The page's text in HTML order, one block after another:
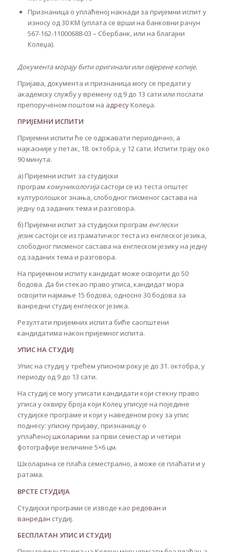
Признаница о уплаћеној накнади за пријемни испит у
износу од 30 КМ (уплата се врши на банковни рачун
567-162-11000688-03 – Сбербанк, или на благајни
Колеџа).
Документа морају бити оригинали или овјерене копије.
Пријава, документа и признаница могу се предати у
академску службу у времену од 9 до 13 сати или послати
препорученом поштом на адресуКолеџа.
ПРИЈЕМНИ ИСПИТИ
Пријемни испити ће се одржавати периодично, а
најкасније у петак, 18. октобра, у 12 сати. Испити трају око
90 минута.
а) Пријемни испит за студијски
програм комуникологијасастоји се из теста општег
културолошког знања, слободног писменог састава на
једну од заданих тема и разговора.
б) Пријемни испит за студијски програм енглески
језиксастоји се из граматичког теста из енглеског језика,
слободног писменог састава на енглеском језику на једну
од заданих тема и разговора.
На пријемном испиту кандидат може освојити до 50
бодова. Да би стекао право уписа, кандидат мора
освојити најмање 15 бодова, односно 30 бодова за
ванредни студиј енглеског језика.
Резултати пријемних испита биће саопштени
кандидатима након пријемног испита.
УПИС НА СТУДИЈ
Упис на студиј у трећем уписном року је до 31. октобра, у
периоду од 9 до 13 сати.
На студиј се могу уписати кандидати који стекну право
уписа у оквиру броја који Колеџ уписује на поједине
студијске програме и који у наведеном року за упис
поднесу: уписну пријаву, признаницу о
уплаћеној школарини за први семестар и четири
фотографије величине 5×6 цм.
Школарина се плаћа семестрално, а може се плаћати и у
ратама.
ВРСТЕ СТУДИЈА
Студијски програми се изводе као редован и
ванредан студиј.
БЕСПЛАТАН УПИС И СТУДИЈ